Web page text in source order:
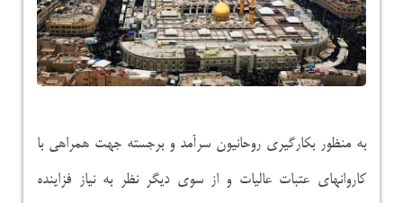
به منظور بکارگیری روحانیون سرآمد و برجسته جهت همراهی با
کاروانهای عتبات عالیات و از سوی دیگر نظر به نیاز فزاینده